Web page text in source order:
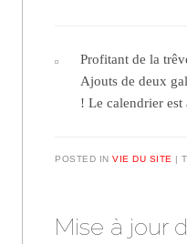
Profitant de la
Ajouts de deux
! Le calendrier
POSTED INVIE DU SITE
Mise à jour